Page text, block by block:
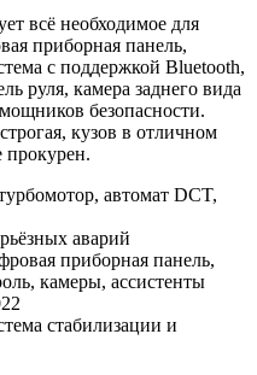
всё необходимое для
приборная панель,
с поддержкой Bluetooth,
руля, камера заднего вида
безопасности.
кузов в отличном
прокурен.
автомат DCT,
аварий
приборная панель,
камеры, ассистенты
стабилизации и